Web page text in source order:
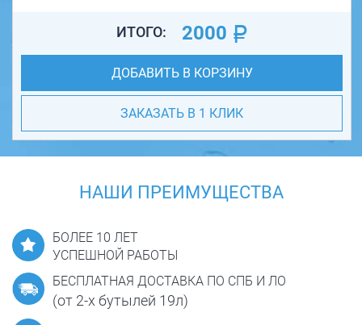
ИТОГО: 2000
ДОБАВИТЬ В КОРЗИНУ
ЗАКАЗАТЬ В 1 КЛИК
НАШИ ПРЕИМУЩЕСТВА
БОЛЕЕ 10 ЛЕТ
УСПЕШНОЙ РАБОТЫ
БЕСПЛАТНАЯ ДОСТАВКА ПО СПБ И ЛО
(от 2-х бутылей 19л)